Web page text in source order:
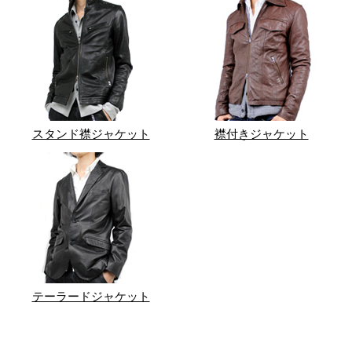
スタンド襟ジャケット 襟付きジャケット
テーラードジャケット